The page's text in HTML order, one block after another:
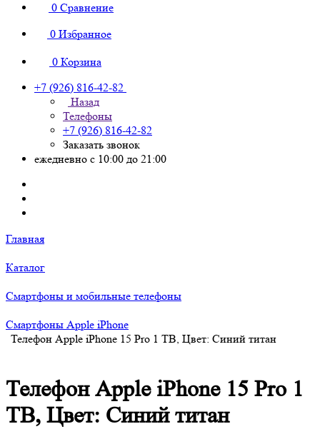
0 Сравнение
0 Избранное
0 Корзина
+7 (926) 816-42-82
Назад
Телефоны
+7 (926) 816-42-82
Заказать звонок
ежедневно с 10:00 до 21:00
Главная
Каталог
Смартфоны и мобильные телефоны
Смартфоны Apple iPhone
Телефон Apple iPhone 15 Pro 1 TB, Цвет: Синий титан
Телефон Apple iPhone 15 Pro 1
TB, Цвет: Синий титан